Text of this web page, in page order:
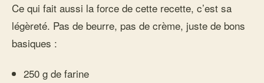
Ce qui fait aussi la force de cette recette, c’est sa
légèreté. Pas de beurre, pas de crème, juste de bons
basiques :
250 g de farine